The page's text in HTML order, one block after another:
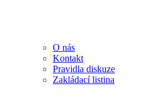
O nás
Kontakt
Pravidla diskuze
Zakládací listina